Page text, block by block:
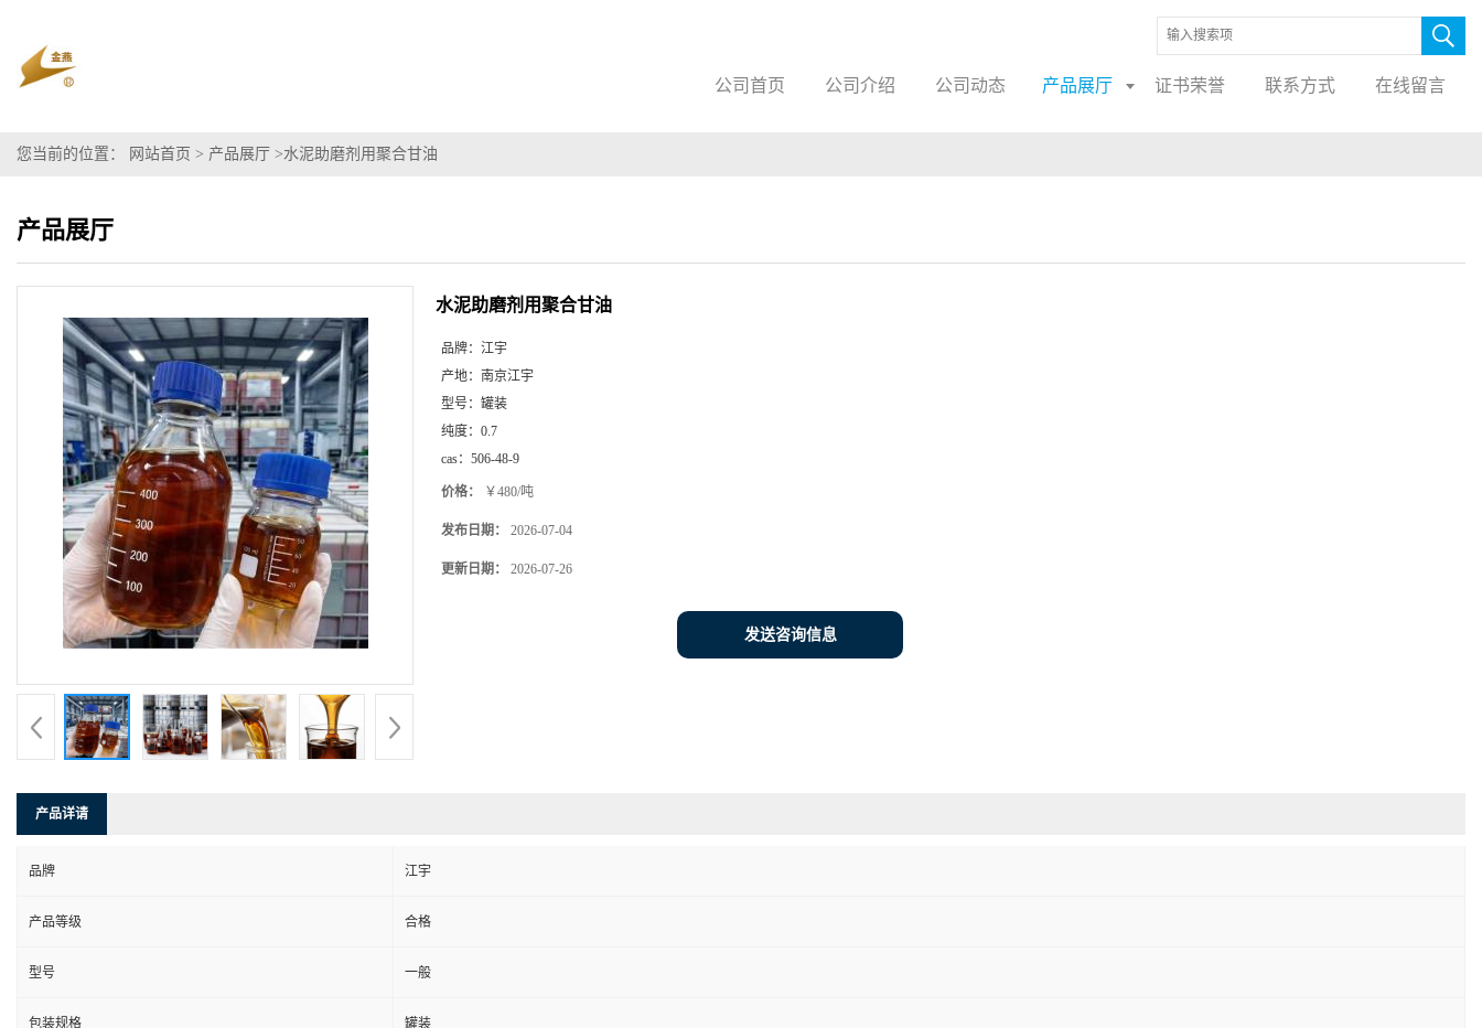
公司首页 公司介绍 公司动态 产品展厅 证书荣誉 联系方式 在线留言
您当前的位置： 网站首页 > 产品展厅 >水泥助磨剂用聚合甘油
产品展厅
水泥助磨剂用聚合甘油
品牌： 江宇
产地： 南京江宇
型号： 罐装
纯度： 0.7
cas： 506-48-9
价格： ￥480/吨
发布日期： 2026-07-04
更新日期： 2026-07-26
发送咨询信息
产品详请
品牌 江宇
产品等级 合格
型号 一般
包装规格 罐装